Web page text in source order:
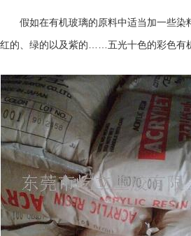
假如在有机玻璃的原料中适当加一些染
红的、绿的以及紫的 五光十色的彩色有